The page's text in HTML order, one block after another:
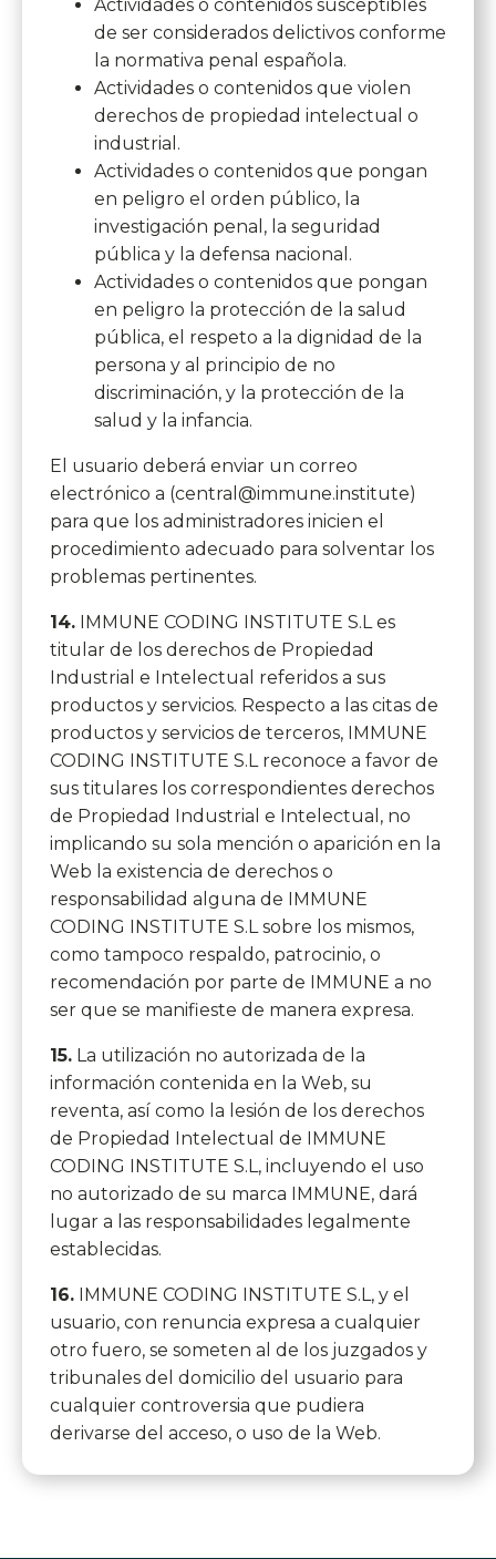
Actividades o contenidos susceptibles
de ser considerados delictivos conforme
la normativa penal española.
Actividades o contenidos que violen
derechos de propiedad intelectual o
industrial.
Actividades o contenidos que pongan
en peligro el orden público, la
investigación penal, la seguridad
pública y la defensa nacional.
Actividades o contenidos que pongan
en peligro la protección de la salud
pública, el respeto a la dignidad de la
persona y al principio de no
discriminación, y la protección de la
salud y la infancia.
El usuario deberá enviar un correo
electrónico a (central@immune.institute)
para que los administradores inicien el
procedimiento adecuado para solventar los
problemas pertinentes.
14. IMMUNE CODING INSTITUTE S.L es
titular de los derechos de Propiedad
Industrial e Intelectual referidos a sus
productos y servicios. Respecto a las citas de
productos y servicios de terceros, IMMUNE
CODING INSTITUTE S.L reconoce a favor de
sus titulares los correspondientes derechos
de Propiedad Industrial e Intelectual, no
implicando su sola mención o aparición en la
Web la existencia de derechos o
responsabilidad alguna de IMMUNE
CODING INSTITUTE S.L sobre los mismos,
como tampoco respaldo, patrocinio, o
recomendación por parte de IMMUNE a no
ser que se manifieste de manera expresa.
15. La utilización no autorizada de la
información contenida en la Web, su
reventa, así como la lesión de los derechos
de Propiedad Intelectual de IMMUNE
CODING INSTITUTE S.L, incluyendo el uso
no autorizado de su marca IMMUNE, dará
lugar a las responsabilidades legalmente
establecidas.
16. IMMUNE CODING INSTITUTE S.L, y el
usuario, con renuncia expresa a cualquier
otro fuero, se someten al de los juzgados y
tribunales del domicilio del usuario para
cualquier controversia que pudiera
derivarse del acceso, o uso de la Web.